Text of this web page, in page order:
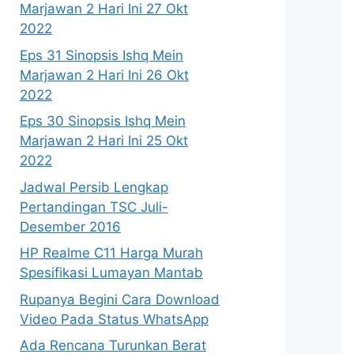
Marjawan 2 Hari Ini 27 Okt
2022
Eps 31 Sinopsis Ishq Mein
Marjawan 2 Hari Ini 26 Okt
2022
Eps 30 Sinopsis Ishq Mein
Marjawan 2 Hari Ini 25 Okt
2022
Jadwal Persib Lengkap
Pertandingan TSC Juli-
Desember 2016
HP Realme C11 Harga Murah
Spesifikasi Lumayan Mantab
Rupanya Begini Cara Download
Video Pada Status WhatsApp
Ada Rencana Turunkan Berat